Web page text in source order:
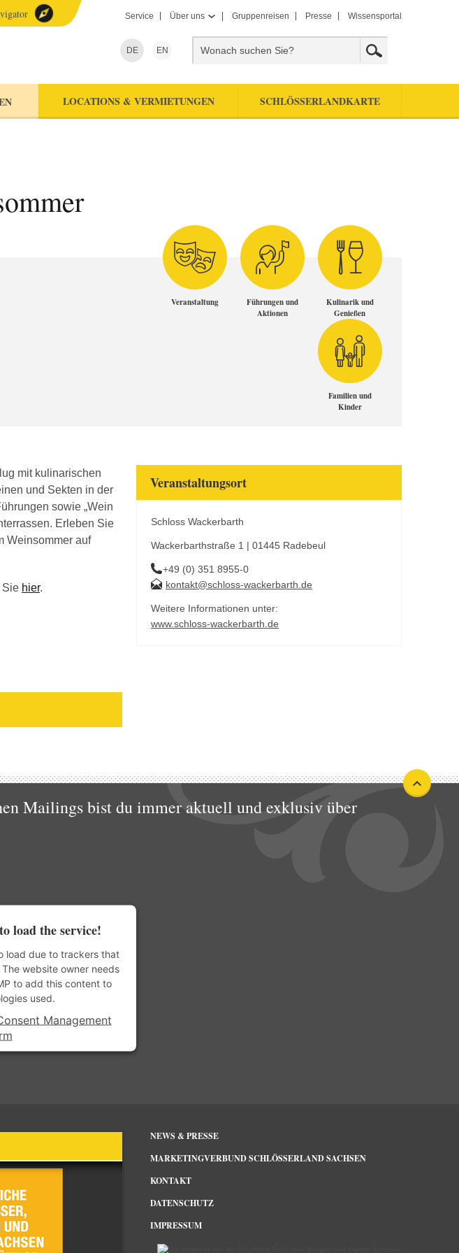
Service Über uns Gruppenreisen Presse Wissensportal
DE EN
LOCATIONS & VERMIETUNGEN SCHLÖSSERLANDKARTE
Veranstaltung
Führungen und
Aktionen
Kulinarik und
Genießen
Familien und
Kinder
mit kulinarischen
und Sekten in der
sowie „Wein
Erleben Sie
Weinsommer auf
Sie hier.
Veranstaltungsort
Schloss Wackerbarth
Wackerbarthstraße 1 | 01445 Radebeul
+49 (0) 351 8955-0
kontakt@schloss-wackerbarth.de
Weitere Informationen unter:
www.schloss-wackerbarth.de
Mailings bist du immer aktuell und exklusiv über
load the service!
load due to trackers that
website owner needs
to add this content to
used.
Management
NEWS & PRESSE
MARKETINGVERBUND SCHLÖSSERLAND SACHSEN
KONTAKT
DATENSCHUTZ
IMPRESSUM